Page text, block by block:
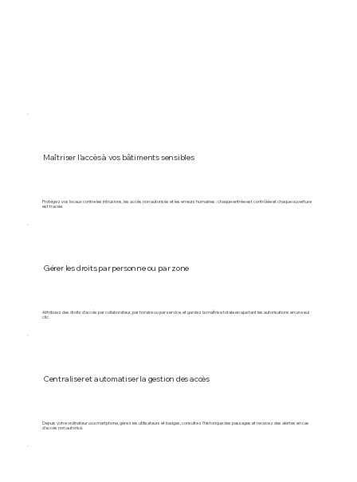
Maîtriser l’accès à vos bâtiments sensibles
Protégez vos locaux contre les intrusions, les accès non autorisés et les erreurs humaines : chaque entrée est contrôlée et chaque ouverture
est tracée.
Gérer les droits par personne ou par zone
Attribuez des droits d’accès par collaborateur, par horaire ou par service, et gardez la maîtrise totale en ajustant les autorisations en un seul
clic.
Centraliser et automatiser la gestion des accès
Depuis votre ordinateur ou smartphone, gérez les utilisateurs et badges, consultez l’historique des passages et recevez des alertes en cas
d’accès non autorisé.